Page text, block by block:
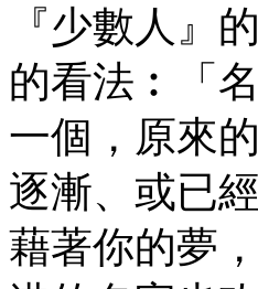
『少數人』
的看法︰「
一個，原來
逐漸、或已
藉著你的夢